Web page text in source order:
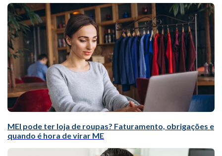
MEI pode ter loja de roupas? Faturamento, obrigações e
quando é hora de virar ME